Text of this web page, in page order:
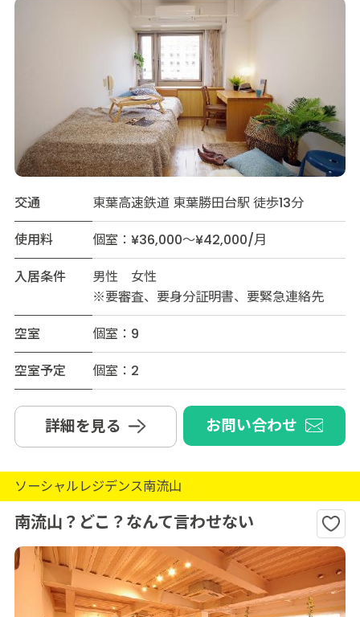
交通
東葉高速鉄道 東葉勝田台駅 徒歩13分
使用料
個室：¥36,000～¥42,000/月
入居条件
男性 女性
※要審査、要身分証明書、要緊急連絡先
空室
個室：9
空室予定
個室：2
詳細を見る お問い合わせ
ソーシャルレジデンス南流山
南流山？どこ？なんて言わせない